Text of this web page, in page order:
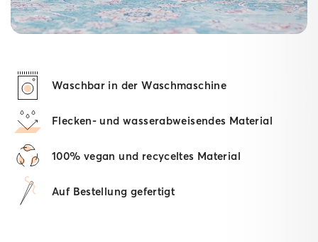
Waschbar in der Waschmaschine
Flecken- und wasserabweisendes Material
100% vegan und recyceltes Material
Auf Bestellung gefertigt